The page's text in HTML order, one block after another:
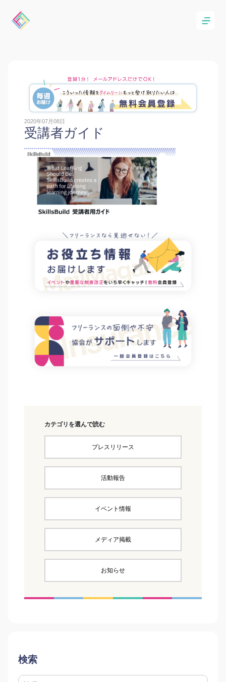
2020年07月08日
受講者ガイド
カテゴリを選んで読む
プレスリリース
活動報告
イベント情報
メディア掲載
お知らせ
検索